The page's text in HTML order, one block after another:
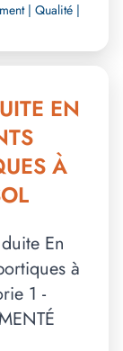
| Qualité |
EN
À
En
à
1 -